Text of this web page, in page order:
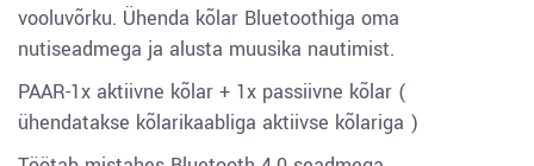
vooluvõrku. Ühenda kõlar Bluetoothiga oma
nutiseadmega ja alusta muusika nautimist.
PAAR-1x aktiivne kõlar + 1x passiivne kõlar (
ühendatakse kõlarikaabliga aktiivse kõlariga )